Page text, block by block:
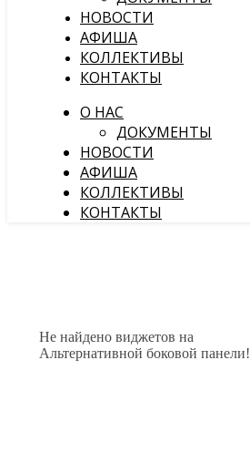
НОВОСТИ
АФИША
КОЛЛЕКТИВЫ
КОНТАКТЫ
О НАС
ДОКУМЕНТЫ
НОВОСТИ
АФИША
КОЛЛЕКТИВЫ
КОНТАКТЫ
Не найдено виджетов на
Альтернативной боковой панели!